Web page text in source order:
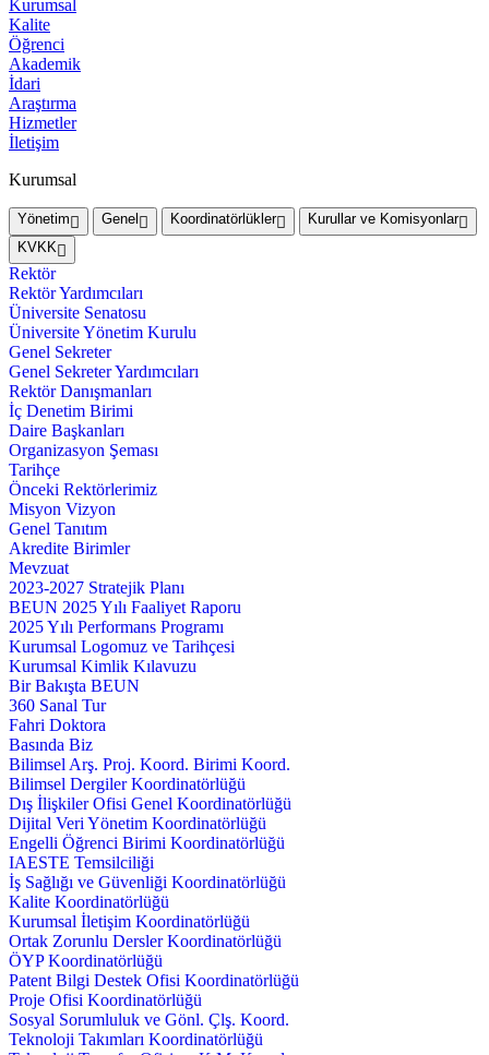
Kurumsal
Kalite
Öğrenci
Akademik
İdari
Araştırma
Hizmetler
İletişim
Kurumsal
Yönetim Genel Koordinatörlükler
Kurullar ve Komisyonlar
KVKK
Rektör
Rektör Yardımcıları
Üniversite Senatosu
Üniversite Yönetim Kurulu
Genel Sekreter
Genel Sekreter Yardımcıları
Rektör Danışmanları
İç Denetim Birimi
Daire Başkanları
Organizasyon Şeması
Tarihçe
Önceki Rektörlerimiz
Misyon Vizyon
Genel Tanıtım
Akredite Birimler
Mevzuat
2023-2027 Stratejik Planı
BEUN 2025 Yılı Faaliyet Raporu
2025 Yılı Performans Programı
Kurumsal Logomuz ve Tarihçesi
Kurumsal Kimlik Kılavuzu
Bir Bakışta BEUN
360 Sanal Tur
Fahri Doktora
Basında Biz
Bilimsel Arş. Proj. Koord. Birimi Koord.
Bilimsel Dergiler Koordinatörlüğü
Dış İlişkiler Ofisi Genel Koordinatörlüğü
Dijital Veri Yönetim Koordinatörlüğü
Engelli Öğrenci Birimi Koordinatörlüğü
IAESTE Temsilciliği
İş Sağlığı ve Güvenliği Koordinatörlüğü
Kalite Koordinatörlüğü
Kurumsal İletişim Koordinatörlüğü
Ortak Zorunlu Dersler Koordinatörlüğü
ÖYP Koordinatörlüğü
Patent Bilgi Destek Ofisi Koordinatörlüğü
Proje Ofisi Koordinatörlüğü
Sosyal Sorumluluk ve Gönl. Çlş. Koord.
Teknoloji Takımları Koordinatörlüğü